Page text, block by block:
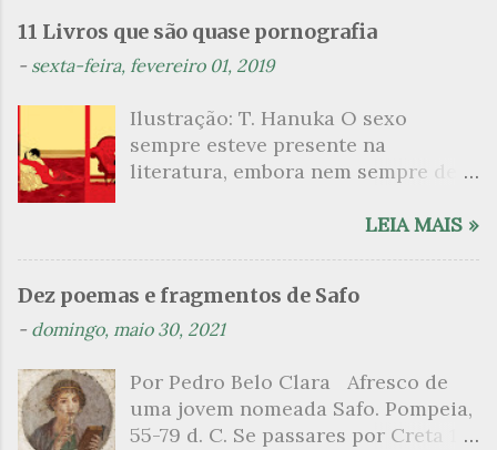
n
t
i
o
11 Livros que são quase pornografia
- sexta-feira, fevereiro 01, 2019
Ilustração: T. Hanuka O sexo
sempre esteve presente na
literatura, embora nem sempre de
que mergulharam em sua própria
psicanalítico e findaram por revelar
a partir dessa intimidade o lado
apresenta um conjunto de livros
nos quais os escritores se
desnudam, livros que dispensam o
LEIA MAIS »
Dez poemas e fragmentos de Safo
- domingo, maio 30, 2021
Por Pedro Belo Clara Afresco de
uma jovem nomeada Safo. Pompeia,
55-79 d. C. Se passares por Creta 1